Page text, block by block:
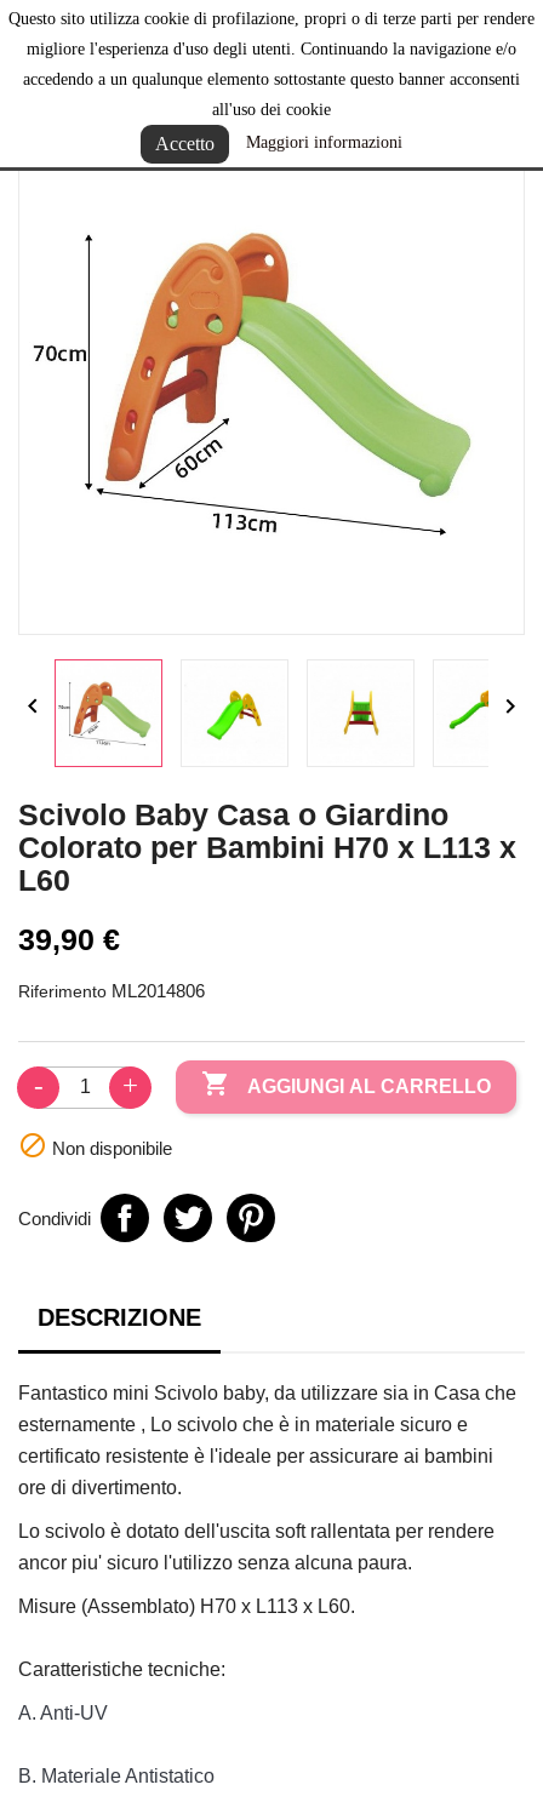
Questo sito utilizza cookie di profilazione, propri o di terze parti per rendere
migliore l'esperienza d'uso degli utenti. Continuando la navigazione e/o
accedendo a un qualunque elemento sottostante questo banner acconsenti
all'uso dei cookie
Accetto Maggiori informazioni

 
Scivolo Baby Casa o Giardino
Colorato per Bambini H70 x L113 x
L60
39,90 €
Riferimento ML2014806
 AGGIUNGI AL CARRELLO
 Non disponibile
Condividi
DESCRIZIONE
Fantastico mini Scivolo baby, da utilizzare sia in Casa che
esternamente , Lo scivolo che è in materiale sicuro e
certificato resistente è l'ideale per assicurare ai bambini
ore di divertimento.
Lo scivolo è dotato dell'uscita soft rallentata per rendere
ancor piu' sicuro l'utilizzo senza alcuna paura.
Misure (Assemblato) H70 x L113 x L60.
Caratteristiche tecniche:
A. Anti-UV
B. Materiale Antistatico